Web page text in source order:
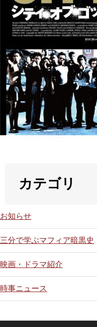
カテゴリ
お知らせ
三分で学ぶマフィア暗黒史
映画・ドラマ紹介
時事ニュース